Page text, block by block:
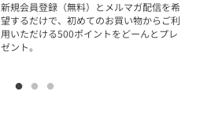
新規会員登録（無料）とメルマガ配信を希
望するだけで、初めてのお買い物からご利
用いただける500ポイントをどーんとプレ
ゼント。